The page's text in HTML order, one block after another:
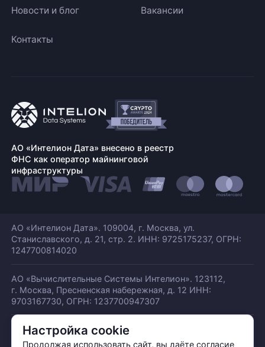
Настройка cookie
Продолжая использовать сайт, вы даёте согласие
Новости и блог Вакансии
Контакты
АО «Интелион Дата» внесено в реестр
ФНС как оператор майнинговой
инфраструктуры
АО «Интелион Дата». 109004, г. Москва, ул.
Станиславского, д. 21, стр. 2. ИНН: 9725175237, ОГРН:
1247700814020
АО «Вычислительные Системы Интелион». 123112,
г. Москва, Пресненская набережная, д. 12 ИНН:
9703167730, ОГРН: 1237700947307
© АО «ИНТЕЛИОН ДАТА» 2026
Политика обработки ПДн